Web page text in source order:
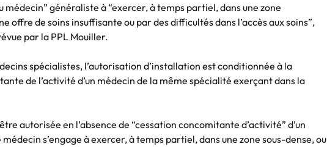
médecin” généraliste à “exercer, à temps partiel, dans une zone
offre de soins insuffisante ou par des difficultés dans l’accès aux soins”,
par la PPL Mouiller.
spécialistes, l’autorisation d’installation est conditionnée à la
de l’activité d’un médecin de la même spécialité exerçant dans la
autorisée en l’absence de “cessation concomitante d’activité” d’un
s’engage à exercer, à temps partiel, dans une zone sous-dense, ou